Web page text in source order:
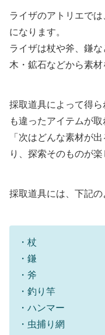
ライザのアトリエで
になります。
ライザは杖や斧、鎌
木・鉱石などから素材
採取道具によって得
も違ったアイテムが
「次はどんな素材が
り、探索そのものが
採取道具には、下記の
・杖
・鎌
・斧
・釣り竿
・ハンマー
・虫捕り網